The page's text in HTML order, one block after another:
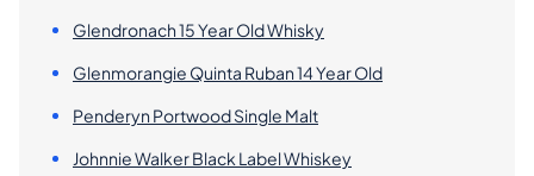
Glendronach 15 Year Old Whisky
Glenmorangie Quinta Ruban 14 Year Old
Penderyn Portwood Single Malt
Johnnie Walker Black Label Whiskey